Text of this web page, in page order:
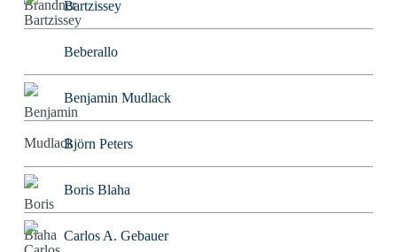
Bartzissey
Beberallo
Benjamin Mudlack
Björn Peters
Boris Blaha
Carlos A. Gebauer